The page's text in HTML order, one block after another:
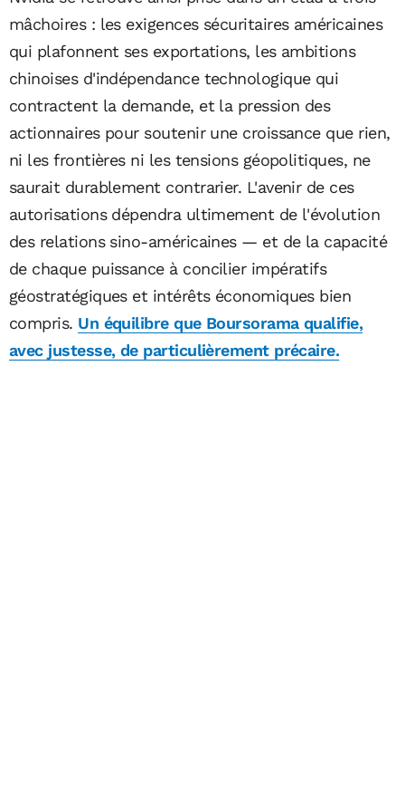
mâchoires : les exigences sécuritaires américaines
qui plafonnent ses exportations, les ambitions
chinoises d'indépendance technologique qui
contractent la demande, et la pression des
actionnaires pour soutenir une croissance que rien,
ni les frontières ni les tensions géopolitiques, ne
saurait durablement contrarier. L'avenir de ces
autorisations dépendra ultimement de l'évolution
des relations sino-américaines — et de la capacité
de chaque puissance à concilier impératifs
géostratégiques et intérêts économiques bien
compris. Un équilibre que Boursorama qualifie,
avec justesse, de particulièrement précaire.